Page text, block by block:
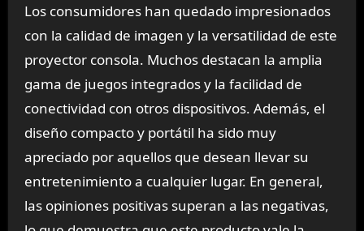
Los consumidores han quedado impresionados
con la calidad de imagen y la versatilidad de este
proyector consola. Muchos destacan la amplia
gama de juegos integrados y la facilidad de
conectividad con otros dispositivos. Además, el
diseño compacto y portátil ha sido muy
apreciado por aquellos que desean llevar su
entretenimiento a cualquier lugar. En general,
las opiniones positivas superan a las negativas,